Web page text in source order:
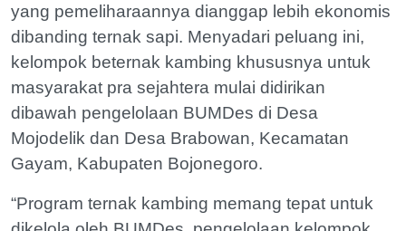
yang pemeliharaannya dianggap lebih ekonomis
dibanding ternak sapi. Menyadari peluang ini,
kelompok beternak kambing khususnya untuk
masyarakat pra sejahtera mulai didirikan
dibawah pengelolaan BUMDes di Desa
Mojodelik dan Desa Brabowan, Kecamatan
Gayam, Kabupaten Bojonegoro.
“Program ternak kambing memang tepat untuk